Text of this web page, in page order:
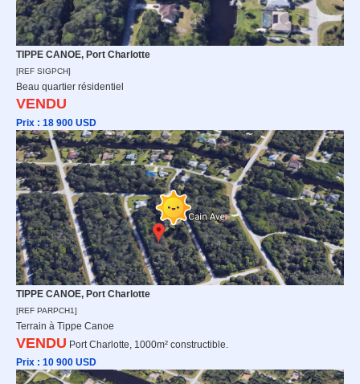
TIPPE CANOE, Port Charlotte
[REF SIGPCH]
Beau quartier résidentiel
VENDU
Prix : 18 900 USD
TIPPE CANOE, Port Charlotte
[REF PARPCH1]
Terrain à Tippe Canoe
VENDU Port Charlotte, 1000m² constructible.
Prix : 10 900 USD